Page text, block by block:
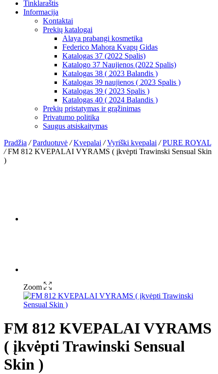
Tinklaraštis
Informacija
Kontaktai
Prekių katalogai
Alaya prabangi kosmetika
Federico Mahora Kvapų Gidas
Katalogas 37 (2022 Spalis)
Katalogo 37 Naujienos (2022 Spalis)
Katalogas 38 ( 2023 Balandis )
Katalogas 39 naujienos ( 2023 Spalis )
Katalogas 39 ( 2023 Spalis )
Katalogas 40 ( 2024 Balandis )
Prekių pristatymas ir grąžinimas
Privatumo politika
Saugus atsiskaitymas
Pradžia / Parduotuvė / Kvepalai / Vyriški kvepalai / PURE ROYAL
/FM 812 KVEPALAI VYRAMS ( įkvėpti Trawinski Sensual Skin
)
Zoom
FM 812 KVEPALAI VYRAMS
( įkvėpti Trawinski Sensual
Skin )